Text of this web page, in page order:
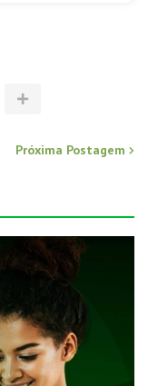
Próxima Postagem